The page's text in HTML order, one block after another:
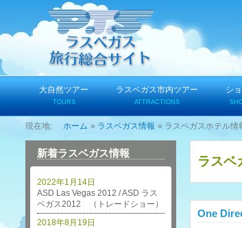
大自然ツアー
TOURS
ラスベガス市内ツアー
ATTRACTIONS
シ
ホーム ラスベガス情報 ラスベガスホテル情
新着ラスベガス情報
ASD Las Vegas 2012 / ASD ラス
ベガス2012 （トレードショー）
2022年1月14日
2018年8月19日
ラスベ
One